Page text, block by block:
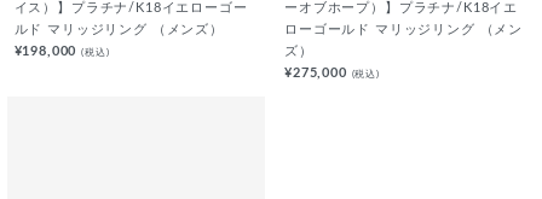
イス）】プラチナ/K18イエローゴー
ルド マリッジリング （メンズ）
¥198,000(税込)
ーオブホープ）】プラチナ/K18イエ
ローゴールド マリッジリング （メン
ズ）
¥275,000 (税込)